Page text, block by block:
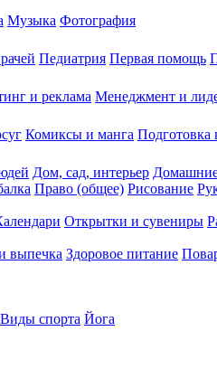
Музыка Фотография
Педиатрия Первая помощь
и реклама Менеджмент и
Комиксы и манга Подготовка
Дом, сад, интерьер
Право (общее) Рисование
Открытки и сувениры
выпечка Здоровое питание
Виды спорта Йога